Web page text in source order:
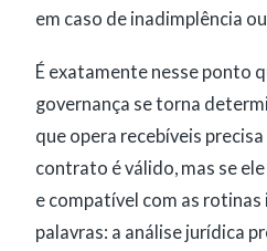
em caso de inadimplência
É exatamente nesse ponto
governança se torna
que opera recebíveis
contrato é válido, mas se
e compatível com as rotinas
palavras: a análise jurídica